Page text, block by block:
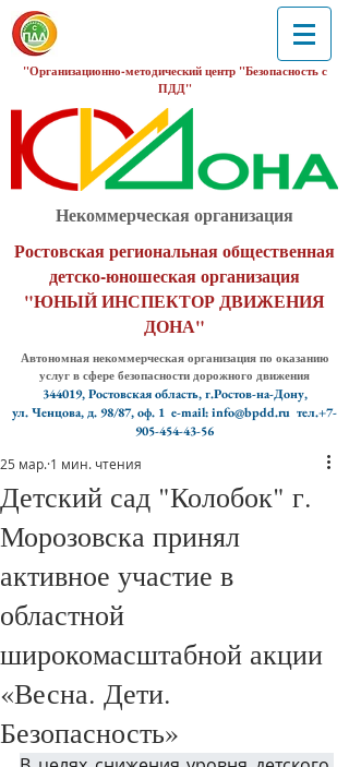
"Организационно-методический центр "Безопасность с
ПДД"
Некоммерческая организация
Ростовская региональная общественная
детско-юношеская организация
"ЮНЫЙ ИНСПЕКТОР ДВИЖЕНИЯ
ДОНА"
Автономная некоммерческая организация по оказанию
услуг в сфере безопасности дорожного движения
344019, Ростовская область, г.Ростов-на-Дону,
ул. Ченцова, д. 98/87, оф. 1 e-mail: info@bpdd.ru тел.+7-
905-454-43-56
Детский сад "Колобок" г.
Морозовска принял
активное участие в
областной
широкомасштабной акции
«Весна. Дети.
Безопасность»
25 мар. 1 мин. чтения